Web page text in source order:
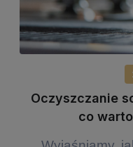
Oczyszczanie
co